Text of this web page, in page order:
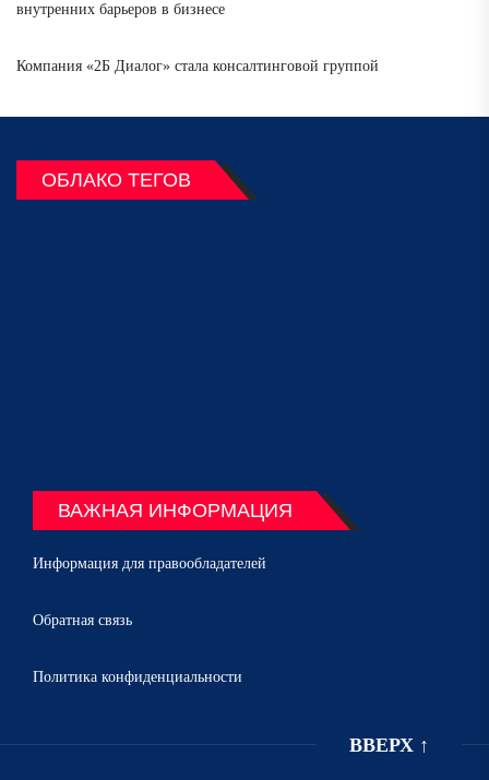
внутренних барьеров в бизнесе
Компания «2Б Диалог» стала консалтинговой группой
ОБЛАКО ТЕГОВ
ВАЖНАЯ ИНФОРМАЦИЯ
Информация для правообладателей
Обратная связь
Политика конфиденциальности
ВВЕРХ ↑